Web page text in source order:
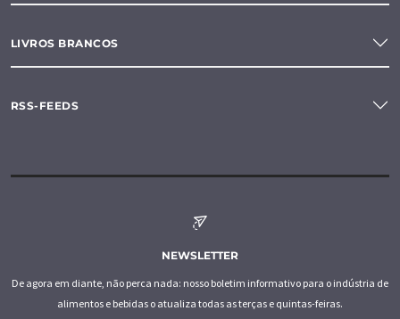
LIVROS BRANCOS
RSS-FEEDS
NEWSLETTER
De agora em diante, não perca nada: nosso boletim informativo para o indústria de
alimentos e bebidas o atualiza todas as terças e quintas-feiras.